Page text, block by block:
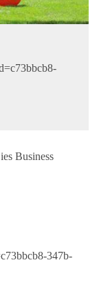
Business
347b-